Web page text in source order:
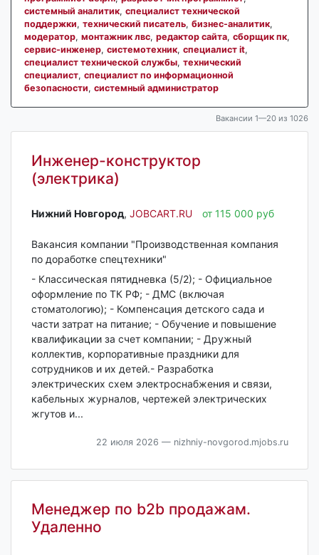
системный аналитик, специалист технической
поддержки, технический писатель, бизнес-аналитик,
модератор, монтажник лвс, редактор сайта, сборщик пк,
сервис-инженер, системотехник, специалист it,
специалист технической службы, технический
специалист, специалист по информационной
безопасности, системный администратор
Вакансии 1—20 из 1026
Инженер-конструктор
(электрика)
Нижний Новгород‎, JOBCART.RU от 115 000 руб
Вакансия компании "Производственная компания
по доработке спецтехники"
- Классическая пятидневка (5/2); - Официальное
оформление по ТК РФ; - ДМС (включая
стоматологию); - Компенсация детского сада и
части затрат на питание; - Обучение и повышение
квалификации за счет компании; - Дружный
коллектив, корпоративные праздники для
сотрудников и их детей.- Разработка
электрических схем электроснабжения и связи,
кабельных журналов, чертежей электрических
жгутов и...
22 июля 2026 — nizhniy-novgorod.mjobs.ru
Менеджер по b2b продажам.
Удаленно